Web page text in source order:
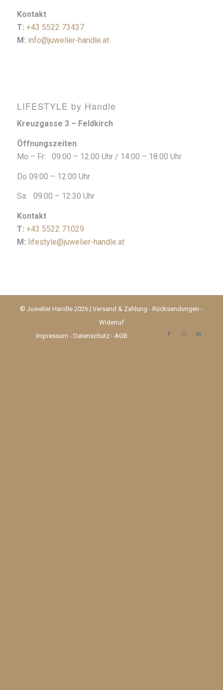
Kontakt
T: +43 5522 73437
M: info@juwelier-handle.at
LIFESTYLE by Handle
Kreuzgasse 3 – Feldkirch
Öffnungszeiten
Mo – Fr: 09:00 – 12:00 Uhr / 14:00 – 18:00 Uhr
Do 09:00 – 12:00 Uhr
Sa: 09:00 – 12:30 Uhr
Kontakt
T: +43 5522 71029
M: lifestyle@juwelier-handle.at
© Juwelier Handle 2026 |Versand & Zahlung -Rücksendungen -
Widerruf
Impressum - Datenschutz- AGB